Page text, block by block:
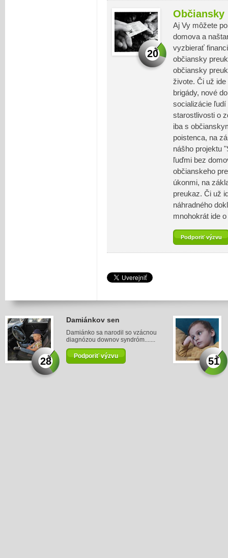
20
Občiansky
Aj Vy môžete
domova a
vyzbierať
občiansky
občiansky
živote. Či už
brigády, nové
socializácie
starostlivosti o
iba s
poistenca, na
nášho projektu
ľuďmi bez
občianskeho
úkonmi, na
preukaz. Či už
náhradného
mnohokrát ide
Podporiť výzvu
28
Damiánkov sen
Damiánko sa narodil so vzácnou
diagnózou downov syndróm.......
Podporiť výzvu 51